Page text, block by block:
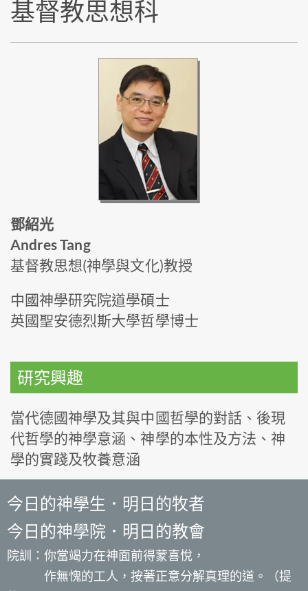
基督教思想科
鄧紹光
Andres Tang
基督教思想(神學與文化)教授
中國神學研究院道學碩士
英國聖安德烈斯大學哲學博士
研究興趣
當代德國神學及其與中國哲學的對話、後現
代哲學的神學意涵、神學的本性及方法、神
學的實踐及牧養意涵
今日的神學生．明日的牧者
今日的神學院．明日的教會
院訓：你當竭力在神面前得蒙喜悅，
作無愧的工人，按著正意分解真理的道。（提